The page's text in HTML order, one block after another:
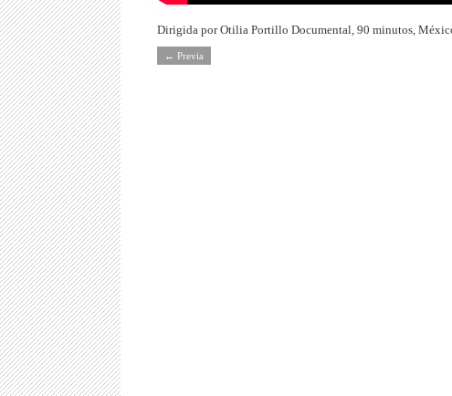
Dirigida por Otilia Portillo Documental, 90 minutos,
← Previa